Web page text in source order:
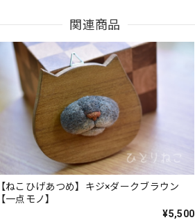
関連商品
【ねこひげあつめ】キジ×ダークブラウン
【一点モノ】
¥5,500